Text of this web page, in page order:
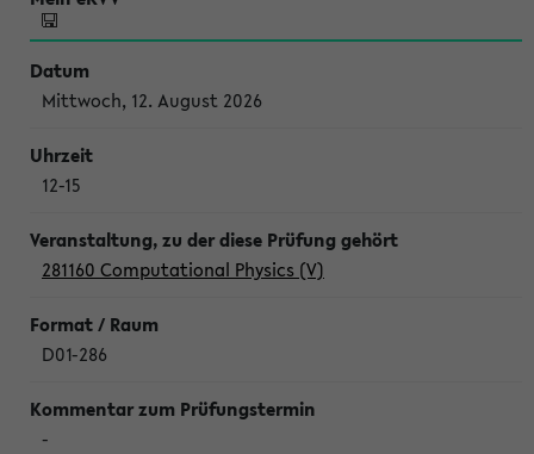
Mittwoch, 12. August 2026
12-15
281160 Computational Physics (V)
D01-286
-